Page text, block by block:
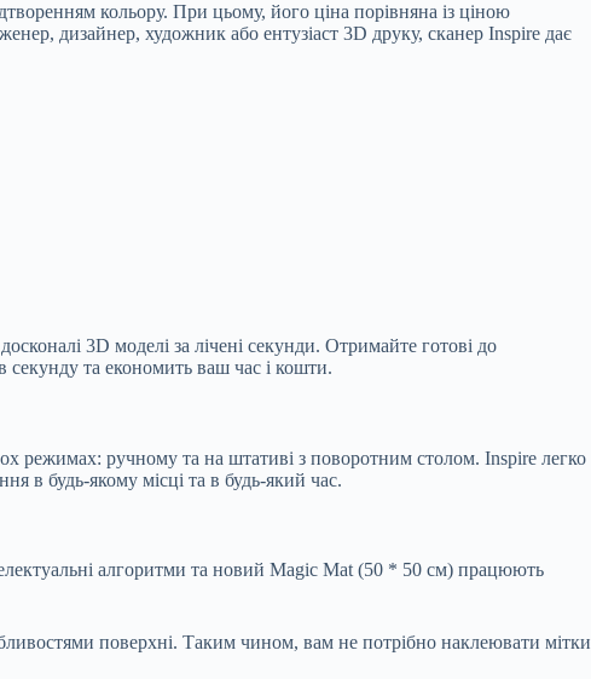
кольору. При цьому, його ціна порівняна із ціною
дизайнер, художник або ентузіаст 3D друку, сканер Inspire дає
3D моделі за лічені секунди. Отримайте готові до
секунду та економить ваш час і кошти.
режимах: ручному та на штативі з поворотним столом. Inspire легко
в будь-якому місці та в будь-який час.
алгоритми та новий Magic Mat (50 * 50 см) працюють
поверхні. Таким чином, вам не потрібно наклеювати мітки